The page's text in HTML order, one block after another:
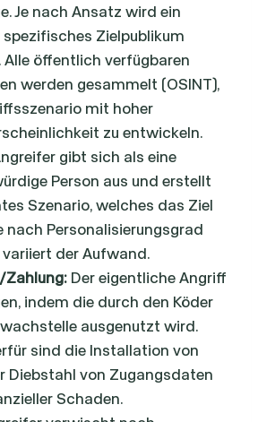
Je nach Ansatz wird ein
Zielpublikum
Alle öffentlich verfügbaren
werden gesammelt (OSINT),
mit hoher
zu entwickeln.
gibt sich als eine
Person aus und erstellt
Szenario, welches das Ziel
nach Personalisierungsgrad
der Aufwand.
Zahlung: Der eigentliche Angriff
indem die durch den Köder
ausgenutzt wird.
sind die Installation von
Diebstahl von Zugangsdaten
Schaden.